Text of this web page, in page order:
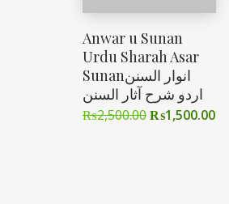
Anwar u Sunan
Urdu Sharah Asar
Sunanانوار السنن
اردو شرح آثار السنن
₨2,500.00₨1,500.00